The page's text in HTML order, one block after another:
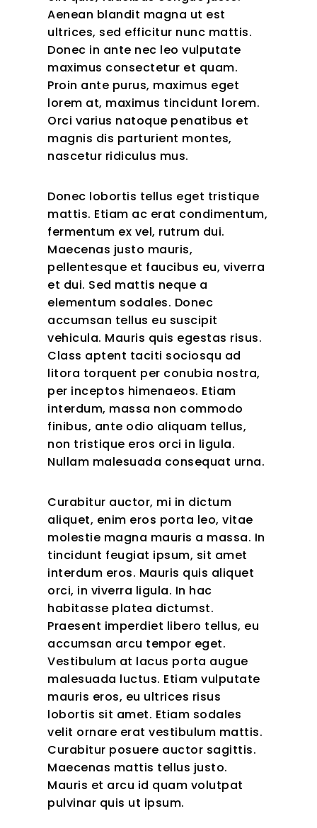
Aenean blandit magna ut est
ultrices, sed efficitur nunc mattis.
Donec in ante nec leo vulputate
maximus consectetur et quam.
Proin ante purus, maximus eget
lorem at, maximus tincidunt lorem.
Orci varius natoque penatibus et
magnis dis parturient montes,
nascetur ridiculus mus.
Donec lobortis tellus eget tristique
mattis. Etiam ac erat condimentum,
fermentum ex vel, rutrum dui.
Maecenas justo mauris,
pellentesque et faucibus eu, viverra
et dui. Sed mattis neque a
elementum sodales. Donec
accumsan tellus eu suscipit
vehicula. Mauris quis egestas risus.
Class aptent taciti sociosqu ad
litora torquent per conubia nostra,
per inceptos himenaeos. Etiam
interdum, massa non commodo
finibus, ante odio aliquam tellus,
non tristique eros orci in ligula.
Nullam malesuada consequat urna.
Curabitur auctor, mi in dictum
aliquet, enim eros porta leo, vitae
molestie magna mauris a massa. In
tincidunt feugiat ipsum, sit amet
interdum eros. Mauris quis aliquet
orci, in viverra ligula. In hac
habitasse platea dictumst.
Praesent imperdiet libero tellus, eu
accumsan arcu tempor eget.
Vestibulum at lacus porta augue
malesuada luctus. Etiam vulputate
mauris eros, eu ultrices risus
lobortis sit amet. Etiam sodales
velit ornare erat vestibulum mattis.
Curabitur posuere auctor sagittis.
Maecenas mattis tellus justo.
Mauris et arcu id quam volutpat
pulvinar quis ut ipsum.